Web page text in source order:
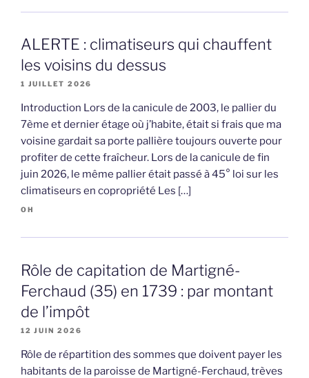
ALERTE : climatiseurs qui chauffent
les voisins du dessus
1 JUILLET 2026
Introduction Lors de la canicule de 2003, le pallier du
7ème et dernier étage où j’habite, était si frais que ma
voisine gardait sa porte pallière toujours ouverte pour
profiter de cette fraîcheur. Lors de la canicule de fin
juin 2026, le même pallier était passé à 45° loi sur les
climatiseurs en copropriété Les […]
OH
Rôle de capitation de Martigné-
Ferchaud (35) en 1739 : par montant
de l’impôt
12 JUIN 2026
Rôle de répartition des sommes que doivent payer les
habitants de la paroisse de Martigné-Ferchaud, trèves